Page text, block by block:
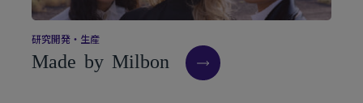
研究開発・ 生産
Made by Milbon